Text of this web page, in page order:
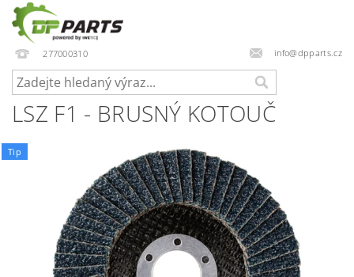
277000310 info@dpparts.cz
LSZ F1 - BRUSNÝ KOTOUČ
Tip